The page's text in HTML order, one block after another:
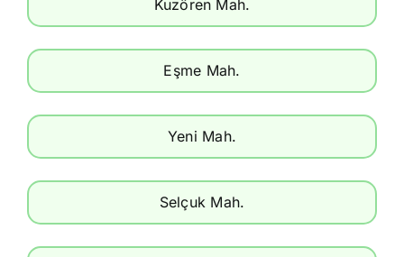
Kuzören Mah.
Eşme Mah.
Yeni Mah.
Selçuk Mah.